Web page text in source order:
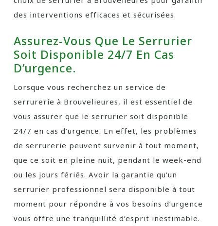
des interventions efficaces et sécurisées.
Assurez-Vous Que Le Serrurier
Soit Disponible 24/7 En Cas
D’urgence.
Lorsque vous recherchez un service de
serrurerie à Brouvelieures, il est essentiel de
vous assurer que le serrurier soit disponible
24/7 en cas d’urgence. En effet, les problèmes
de serrurerie peuvent survenir à tout moment,
que ce soit en pleine nuit, pendant le week-end
ou les jours fériés. Avoir la garantie qu’un
serrurier professionnel sera disponible à tout
moment pour répondre à vos besoins d’urgence
vous offre une tranquillité d’esprit inestimable.